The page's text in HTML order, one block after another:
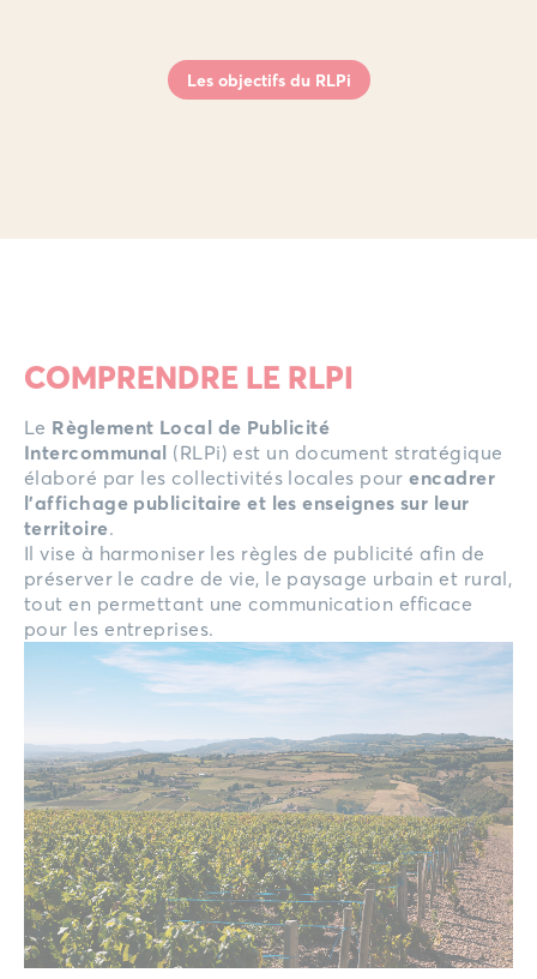
Les objectifs du RLPi
COMPRENDRE LE RLPI
Le Règlement Local de Publicité
Intercommunal (RLPi) est un document stratégique
élaboré par les collectivités locales pourencadrer
l’affichage publicitaire et les enseignes sur leur
territoire.
Il vise à harmoniser les règles de publicité afin de
préserver le cadre de vie, le paysage urbain et rural,
tout en permettant une communication efficace
pour les entreprises.